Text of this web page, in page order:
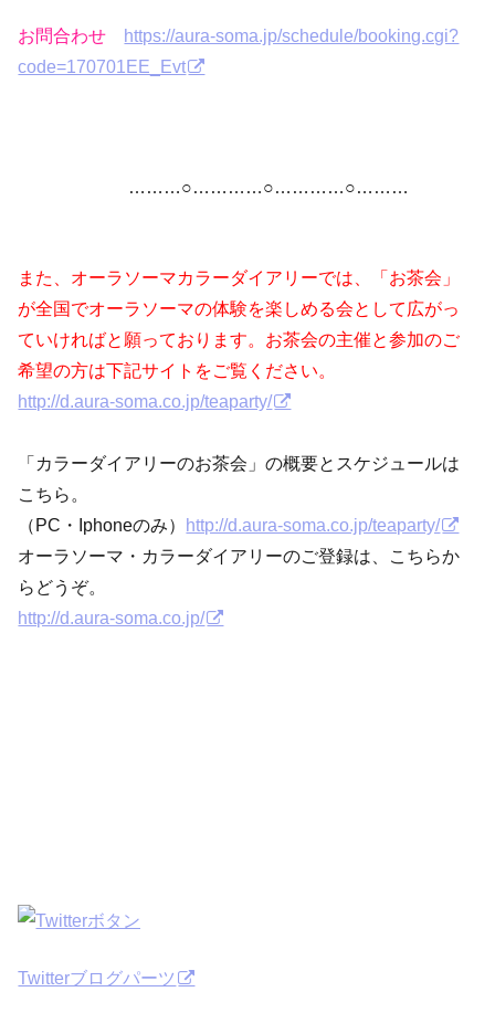
お問合わせ https://aura-soma.jp/schedule/booking.cgi?
code=170701EE_Evt
………○…………○…………○………
また、オーラソーマカラーダイアリーでは、「お茶会」
が全国でオーラソーマの体験を楽しめる会として広がっ
ていければと願っております。お茶会の主催と参加のご
希望の方は下記サイトをご覧ください。
http://d.aura-soma.co.jp/teaparty/
「カラーダイアリーのお茶会」の概要とスケジュールは
こちら。
（PC・Iphoneのみ） http://d.aura-soma.co.jp/teaparty/
オーラソーマ・カラーダイアリーのご登録は、こちらか
らどうぞ。
http://d.aura-soma.co.jp/
Twitterブログパーツ